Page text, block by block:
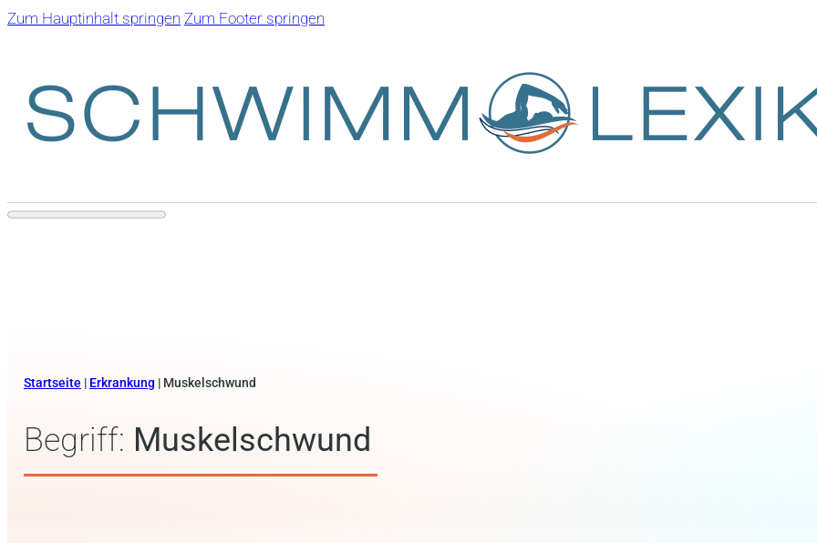
Zum Hauptinhalt springen Zum Footer springen
Startseite | Erkrankung | Muskelschwund
Begriff: Muskelschwund